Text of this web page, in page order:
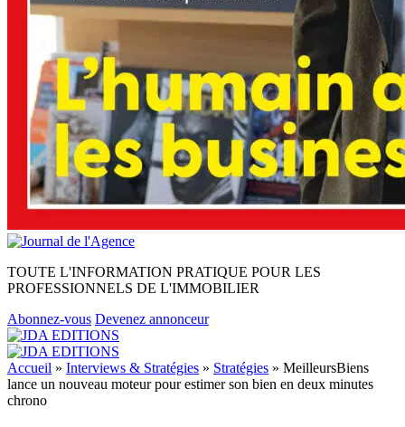
TOUTE L'INFORMATION PRATIQUE POUR LES
PROFESSIONNELS DE L'IMMOBILIER
Abonnez-vous Devenez annonceur
Accueil » Interviews & Stratégies » Stratégies » MeilleursBiens
lance un nouveau moteur pour estimer son bien en deux minutes
chrono